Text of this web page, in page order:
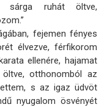
sárga ruhát öltve,
fejemen fényes
élvezve, férfikorom
ellenére, hajamat
otthonomból az
s az igaz üdvöt
nyugalom ösvényét